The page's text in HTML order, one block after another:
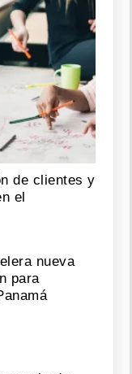
de clientes y
el
nueva
para